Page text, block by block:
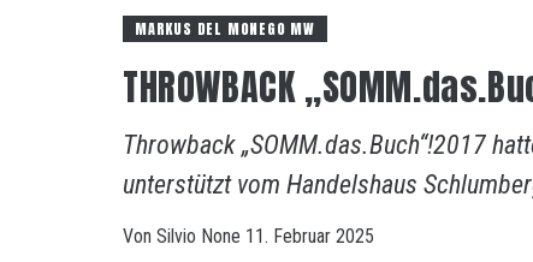
MARKUS DEL MONEGO MW
THROWBACK
Throwback „SOMM.das.Buch“!2017
unterstützt vom Handelshaus
Von Silvio None 11. Februar 2025